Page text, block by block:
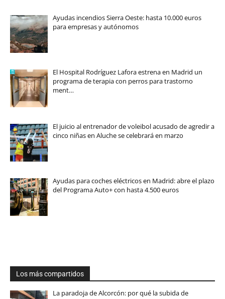
Ayudas incendios Sierra Oeste: hasta 10.000 euros
para empresas y autónomos
El Hospital Rodríguez Lafora estrena en Madrid un
programa de terapia con perros para trastorno
ment…
El juicio al entrenador de voleibol acusado de agredir a
cinco niñas en Aluche se celebrará en marzo
Ayudas para coches eléctricos en Madrid: abre el plazo
del Programa Auto+ con hasta 4.500 euros
Los más compartidos
La paradoja de Alcorcón: por qué la subida de